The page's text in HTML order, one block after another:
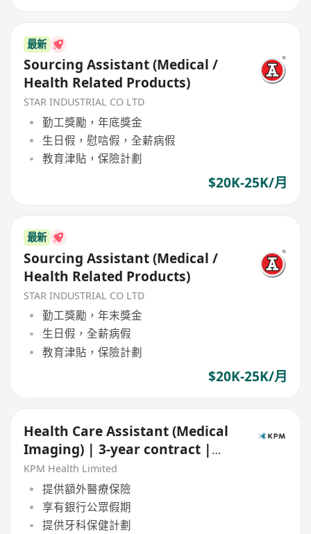
最新
Sourcing Assistant (Medical /
Health Related Products)
STAR INDUSTRIAL CO LTD
勤工獎勵，年底獎金
生日假，慰唁假，全薪病假
教育津貼，保險計劃
$20K-25K/月
最新
Sourcing Assistant (Medical /
Health Related Products)
STAR INDUSTRIAL CO LTD
勤工獎勵，年末獎金
生日假，全薪病假
教育津貼，保險計劃
$20K-25K/月
Health Care Assistant (Medical
Imaging) | 3-year contract |
Central & TST
KPM Health Limited
提供額外醫療保險
享有銀行公眾假期
提供牙科保健計劃